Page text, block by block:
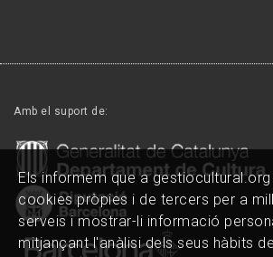
Amb el suport de:
Els informem que a
cookies pròpies i de tercers per a
serveis i mostrar-li informació
mitjançant l'anàlisi dels seus hàbits